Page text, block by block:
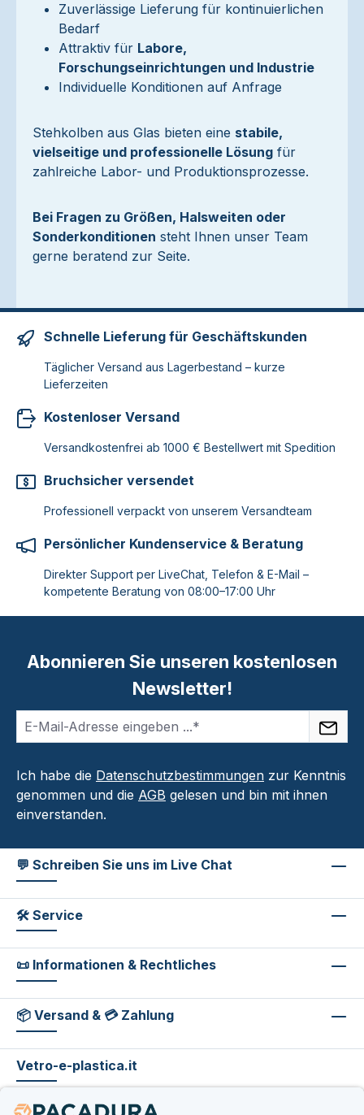
Zuverlässige Lieferung für kontinuierlichen
Bedarf
Attraktiv für Labore,
Forschungseinrichtungen und Industrie
Individuelle Konditionen auf Anfrage
Stehkolben aus Glas bieten eine stabile,
vielseitige und professionelle Lösung für
zahlreiche Labor- und Produktionsprozesse.
Bei Fragen zu Größen, Halsweiten oder
Sonderkonditionen steht Ihnen unser Team
gerne beratend zur Seite.
Schnelle Lieferung für Geschäftskunden
Täglicher Versand aus Lagerbestand – kurze
Lieferzeiten
Kostenloser Versand
Versandkostenfrei ab 1000 € Bestellwert mit Spedition
Bruchsicher versendet
Professionell verpackt von unserem Versandteam
Persönlicher Kundenservice & Beratung
Direkter Support per LiveChat, Telefon & E-Mail –
kompetente Beratung von 08:00–17:00 Uhr
Abonnieren Sie unseren kostenlosen
Newsletter!
Ich habe die Datenschutzbestimmungen zur Kenntnis
genommen und die AGB gelesen und bin mit ihnen
einverstanden.
💬 Schreiben Sie uns im Live Chat
🛠 Service
📜 Informationen & Rechtliches
📦 Versand & 💳 Zahlung
Vetro-e-plastica.it